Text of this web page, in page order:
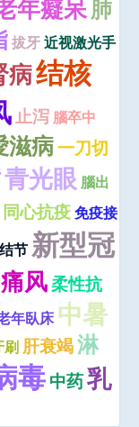
年癡呆肺
拔牙 近视激光手
病结核
止泻 腦卒中
滋病一刀切
青光眼 腦出
同心抗疫 免疫接
节 新型冠
痛风柔性抗
年臥床 中暑
刷 肝衰竭淋
毒中药乳